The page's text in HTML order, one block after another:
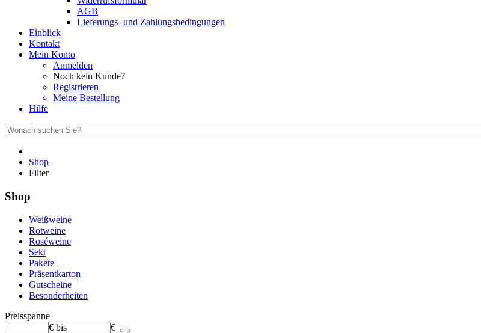
AGB
Lieferungs- und Zahlungsbedingungen
Einblick
Kontakt
Mein Konto
Anmelden
Noch kein Kunde?
Registrieren
Meine Bestellung
Hilfe
Shop
Filter
Shop
Weißweine
Rotweine
Roséweine
Sekt
Pakete
Präsentkarton
Gutscheine
Besonderheiten
Preisspanne
€ bis
€